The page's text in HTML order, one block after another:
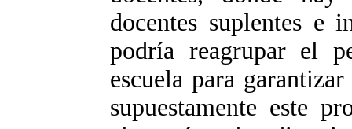
docentes suplentes e
podría reagrupar el
escuela para
supuestamente este